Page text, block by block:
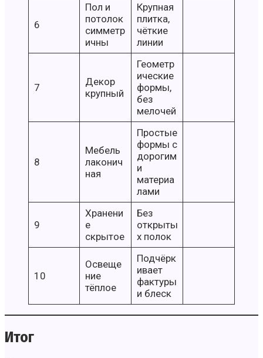
6
Пол и
потолок
симметр
ичны
Крупная
плитка,
чёткие
линии
7
Декор
крупный
Геометр
ические
формы,
без
мелочей
8
Мебель
лаконич
ная
Простые
формы с
дорогим
и
материа
лами
9
Хранени
е
скрытое
Без
открыты
х полок
10
Освеще
ние
тёплое
Подчёрк
ивает
фактуры
и блеск
Итог